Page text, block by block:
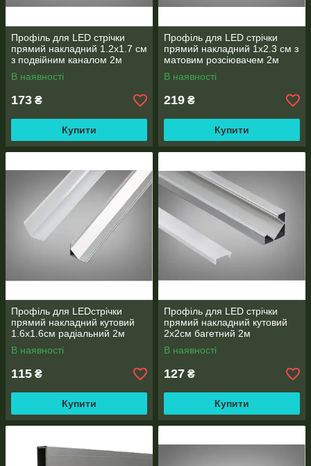
Профіль для LED стрічки
прямий накладний 1.2х1.7 см
з подвійним каналом 2м
В наявності
173 ₴
Купити
Профіль для LED стрічки
прямий накладний 1х2.3 см з
матовим розсіювачем 2м
В наявності
219 ₴
Купити
Профіль для LEDстрічки
прямий накладний кутовий
1.6х1.6см радіальний 2м
В наявності
115 ₴
Купити
Профіль для LED стрічки
прямий накладний кутовий
2х2см багетний 2м
В наявності
127 ₴
Купити